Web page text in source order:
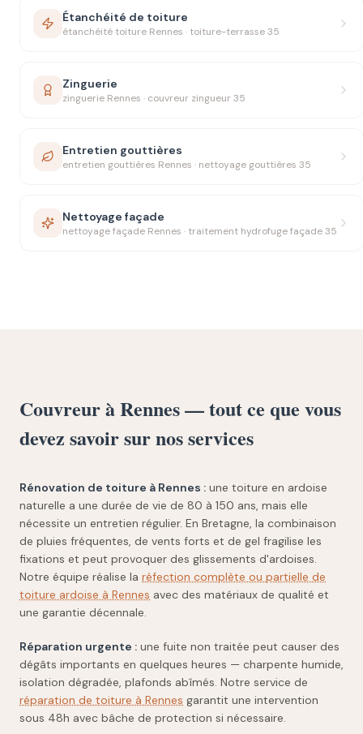
Étanchéité de toiture
étanchéité toiture Rennes · toiture-terrasse 35
Zinguerie
zinguerie Rennes · couvreur zingueur 35
Entretien gouttières
entretien gouttières Rennes · nettoyage gouttières 35
Nettoyage façade
nettoyage façade Rennes · traitement hydrofuge façade 35
Couvreur à Rennes — tout ce que vous
devez savoir sur nos services
Rénovation de toiture à Rennes : une toiture en ardoise
naturelle a une durée de vie de 80 à 150 ans, mais elle
nécessite un entretien régulier. En Bretagne, la combinaison
de pluies fréquentes, de vents forts et de gel fragilise les
fixations et peut provoquer des glissements d'ardoises.
Notre équipe réalise la réfection complète ou partielle de
toiture ardoise à Rennes avec des matériaux de qualité et
une garantie décennale.
Réparation urgente : une fuite non traitée peut causer des
dégâts importants en quelques heures — charpente humide,
isolation dégradée, plafonds abîmés. Notre service de
réparation de toiture à Rennes garantit une intervention
sous 48h avec bâche de protection si nécessaire.